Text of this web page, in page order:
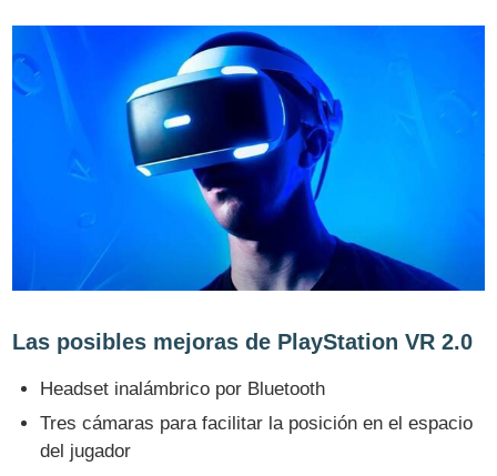
Las posibles mejoras de PlayStation VR 2.0
Headset inalámbrico por Bluetooth
Tres cámaras para facilitar la posición en el espacio
del jugador